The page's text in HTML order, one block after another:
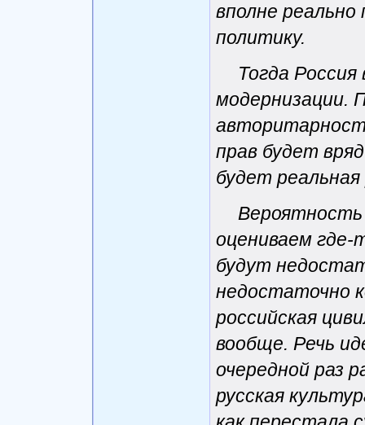
вполне
политику.
Тогда
модернизации.
прав будет
будет
Вероятность
оцениваем где-
будут
недостаточно
российская
вообще. Речь
очередной раз
русская